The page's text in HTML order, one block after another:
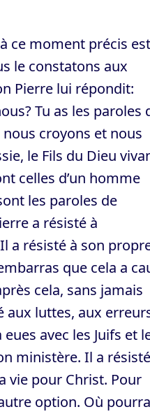
ce moment précis est
le constatons aux
Pierre lui répondit:
Tu as les paroles
croyons et nous
le Fils du Dieu
celles d’un homme
les paroles de
a résisté à
a résisté à son
que cela a
cela, sans jamais
aux luttes, aux
avec les Juifs et
ministère. Il a résisté
vie pour Christ. Pour
option. Où